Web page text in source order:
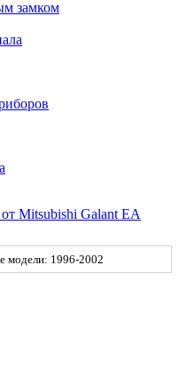
замком
Mitsubishi Galant EA
модели: 1996-2002